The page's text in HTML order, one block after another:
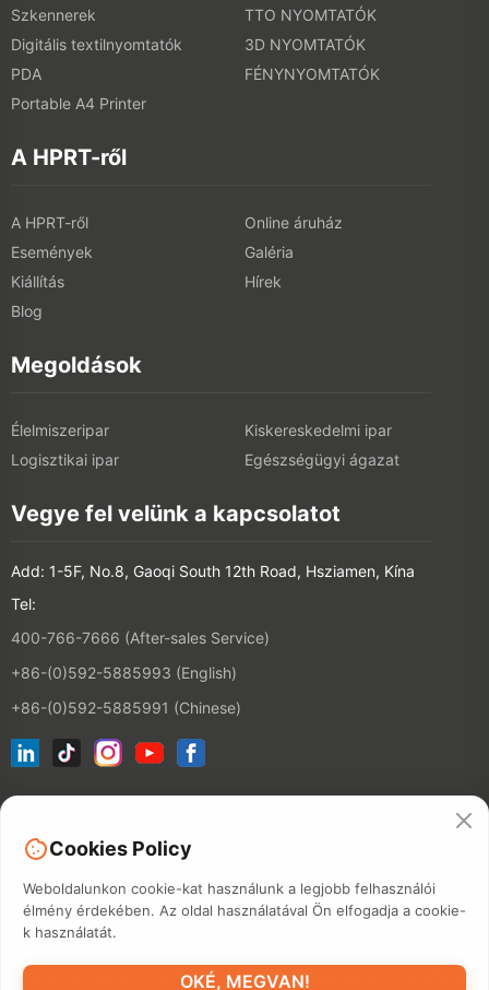
Szkennerek
TTO NYOMTATÓK
Digitális textilnyomtatók
3D NYOMTATÓK
PDA
FÉNYNYOMTATÓK
Portable A4 Printer
A HPRT-ről
A HPRT-ről
Online áruház
Események
Galéria
Kiállítás
Hírek
Blog
Megoldások
Élelmiszeripar
Kiskereskedelmi ipar
Logisztikai ipar
Egészségügyi ágazat
Vegye fel velünk a kapcsolatot
Add: 1-5F, No.8, Gaoqi South 12th Road, Hsziamen, Kína
Tel:
400-766-7666 (After-sales Service)
+86-(0)592-5885993 (English)
+86-(0)592-5885991 (Chinese)
©2026 XIAMEN HANIN CO., LTD.ADATVÉDELMI NYILATKOZAT
Cookies Policy
Weboldalunkon cookie-kat használunk a legjobb felhasználói
élmény érdekében. Az oldal használatával Ön elfogadja a cookie-
k használatát.
OKÉ, MEGVAN!